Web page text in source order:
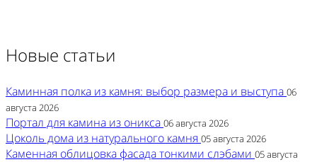
Новые статьи
Каминная полка из камня: выбор размера и выступа 06
августа 2026
Портал для камина из оникса 06 августа 2026
Цоколь дома из натурального камня 05 августа 2026
Каменная облицовка фасада тонкими слэбами 05 августа